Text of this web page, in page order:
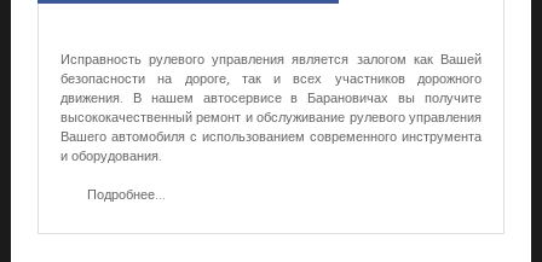
Исправность рулевого управления является залогом как Вашей
безопасности на дороге, так и всех участников дорожного
движения. В нашем автосервисе в Барановичах вы получите
высококачественный ремонт и обслуживание рулевого управления
Вашего автомобиля с использованием современного инструмента
и оборудования.
Подробнее...